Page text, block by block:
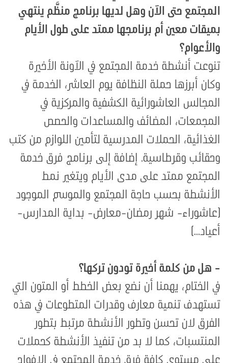
المجتمع حتى الآن وهل لديها برنامج منظَّم ينتهي
بميقات معين أم برنامجها ممتد على طول الأيام
والأعوام؟
تنوعت أنشطة خدمة المجتمع في الآونة الأخيرة
وكان أبرزها حملة النظافة يوم العاشر، الخدمة في
المجالس العاشورائية الكشفية والمركزية في
المجمعات، المضائف والمساعدات والحصص
الغذائية، الحملات المدرسية لتأمين اللوازم من كتب
وحقائب وقرطاسية. إضافة إلى برنامج فرق خدمة
المجتمع ممتد على مدى الأيام ويتغير نمط
الأنشطة بحسب حاجة المجتمع والموسم الموجود
(عاشوراء- شهر رمضان-معارض- بداية المدارس-
أعياد...)
- هل من كلمة أخيرة تودون تركها؟
في الختام، يهمنا أن نضع بعض الخطط أو المتون التي
تستهدف تنمية معارف وقدرات المتطوعات في هذه
الفرق لان تحسن وتطور الأنشطة مرتبط بتطور
المنتسبات، كما لا بد من تنفيذ الأنشطة كحملات
على مستوى كافة فرق خدمة المجتمع في الافواج